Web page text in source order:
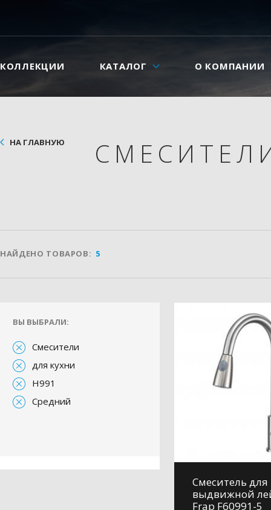
КОЛЛЕКЦИИ КАТАЛОГ О КОМПАНИИ
НА ГЛАВНУЮ
НАЙДЕНО ТОВАРОВ: 5
ВЫ ВЫБРАЛИ:
Смесители
для кухни
H991
Средний
Смеситель для
выдвижной
Frap F60991-5